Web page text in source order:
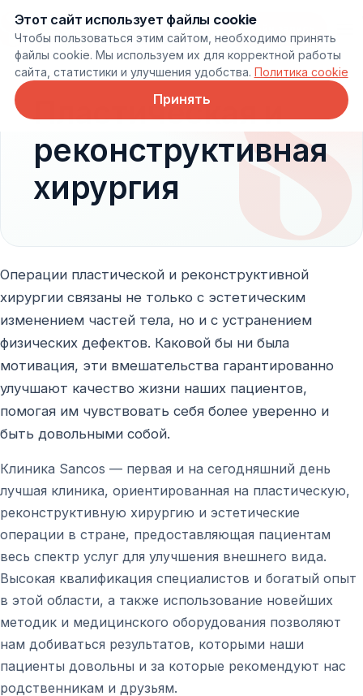
Онлайн запись
Пластическая и
реконструктивная
хирургия
Операции пластической и реконструктивной
хирургии связаны не только с эстетическим
изменением частей тела, но и с устранением
физических дефектов. Каковой бы ни была
мотивация, эти вмешательства гарантированно
улучшают качество жизни наших пациентов,
помогая им чувствовать себя более уверенно и
быть довольными собой.
Клиника Sancos — первая и на сегодняшний день
лучшая клиника, ориентированная на пластическую,
реконструктивную хирургию и эстетические
операции в стране, предоставляющая пациентам
весь спектр услуг для улучшения внешнего вида.
Высокая квалификация специалистов и богатый опыт
в этой области, а также использование новейших
методик и медицинского оборудования позволяют
нам добиваться результатов, которыми наши
пациенты довольны и за которые рекомендуют нас
родственникам и друзьям.
Этот сайт использует файлы cookie
Чтобы пользоваться этим сайтом, необходимо принять
файлы cookie. Мы используем их для корректной работы
сайта, статистики и улучшения удобства. Политика cookie
Принять